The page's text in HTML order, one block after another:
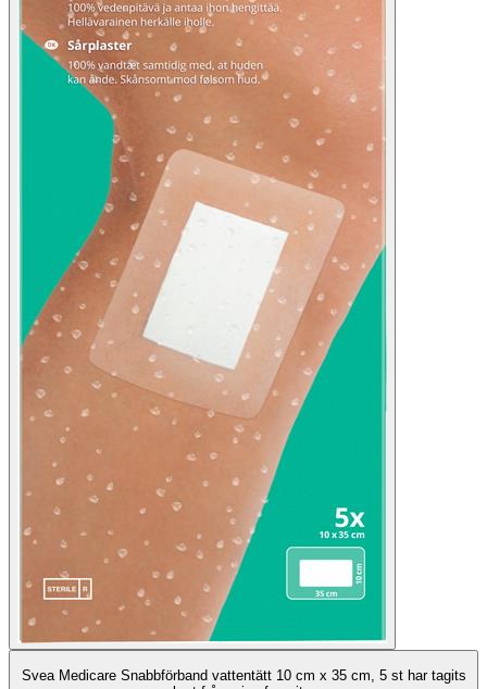
Svea Medicare Snabbförband vattentätt 10 cm x 35 cm, 5 st har tagits